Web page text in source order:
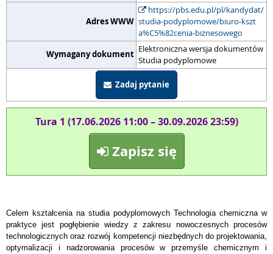
Adres WWW
https://pbs.edu.pl/pl/kandydat/
studia-podyplomowe/biuro-kszt
a%C5%82cenia-biznesowego
Wymagany dokument Elektroniczna wersja dokumentów
Studia podyplomowe
Zadaj pytanie
Tura 1 (17.06.2026 11:00 – 30.09.2026 23:59)
Zapisz się
Celem kształcenia na studia podyplomowych Technologia chemiczna w
praktyce jest pogłębienie wiedzy z zakresu nowoczesnych procesów
technologicznych oraz rozwój kompetencji niezbędnych do projektowania,
optymalizacji i nadzorowania procesów w przemyśle chemicznym i